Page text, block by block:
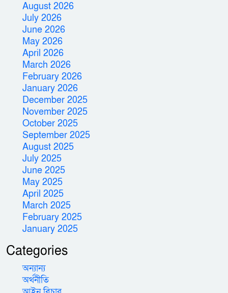
August 2026
July 2026
June 2026
May 2026
April 2026
March 2026
February 2026
January 2026
December 2025
November 2025
October 2025
September 2025
August 2025
July 2025
June 2025
May 2025
April 2025
March 2025
February 2025
January 2025
Categories
অন্যান্য
অর্থনীতি